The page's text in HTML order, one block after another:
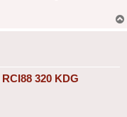
320 KDG